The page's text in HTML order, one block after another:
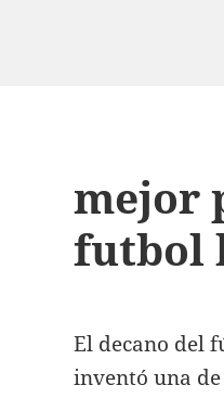
mejor
futbol
El decano del
inventó una